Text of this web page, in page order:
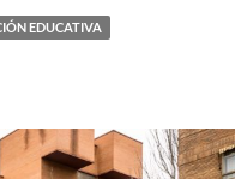
EDUCATIVA